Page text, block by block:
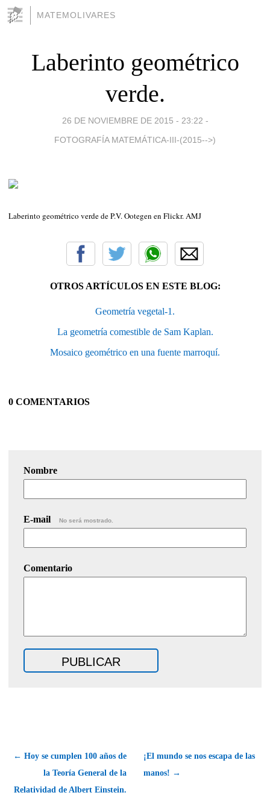
MATEMOLIVARES
Laberinto geométrico
verde.
26 DE NOVIEMBRE DE 2015 - 23:22 -
FOTOGRAFÍA MATEMÁTICA-III-(2015-->)
Laberinto geométrico verde de P.V. Ootegen en Flickr. AMJ
OTROS ARTÍCULOS EN ESTE BLOG:
Geometría vegetal-1.
La geometría comestible de Sam Kaplan.
Mosaico geométrico en una fuente marroquí.
0 COMENTARIOS
Nombre
E-mail No será mostrado.
Comentario
← Hoy se cumplen 100 años de
la Teoría General de la
Relatividad de Albert Einstein.
¡El mundo se nos escapa de las
manos! →